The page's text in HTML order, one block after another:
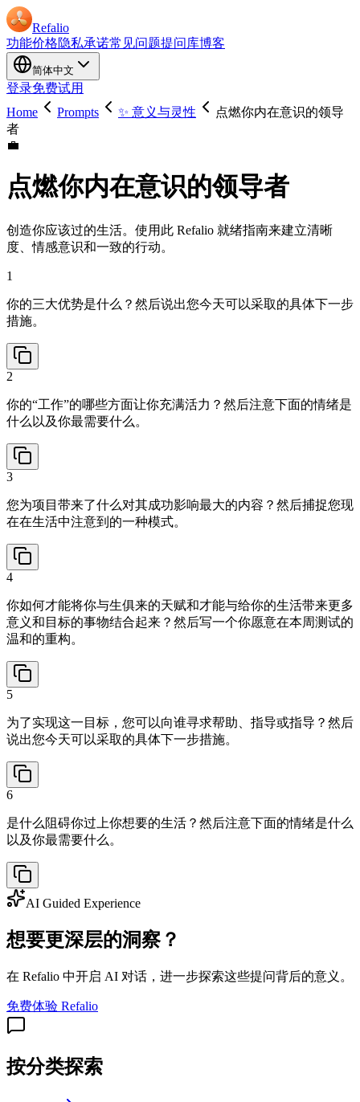
Refalio
功能价格隐私承诺常见问题提问库博客
简体中文
登录免费试用
Home
Prompts ✨ 意义与灵性
点燃你内在意识的领导
者
💼
点燃你内在意识的领导者
创造你应该过的生活。使用此 Refalio 就绪指南来建立清晰
度、情感意识和一致的行动。
1
你的三大优势是什么？然后说出您今天可以采取的具体下一步
措施。
2
你的“工作”的哪些方面让你充满活力？然后注意下面的情绪是
什么以及你最需要什么。
3
您为项目带来了什么对其成功影响最大的内容？然后捕捉您现
在在生活中注意到的一种模式。
4
你如何才能将你与生俱来的天赋和才能与给你的生活带来更多
意义和目标的事物结合起来？然后写一个你愿意在本周测试的
温和的重构。
5
为了实现这一目标，您可以向谁寻求帮助、指导或指导？然后
说出您今天可以采取的具体下一步措施。
6
是什么阻碍你过上你想要的生活？然后注意下面的情绪是什么
以及你最需要什么。
AI Guided Experience
想要更深层的洞察？
在 Refalio 中开启 AI 对话，进一步探索这些提问背后的意义。
免费体验 Refalio
按分类探索